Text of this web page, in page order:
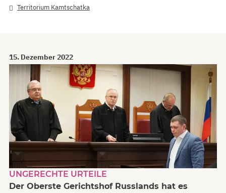
Territorium Kamtschatka
15. Dezember 2022
UNGERECHTE URTEILE
Der Oberste Gerichtshof Russlands hat es